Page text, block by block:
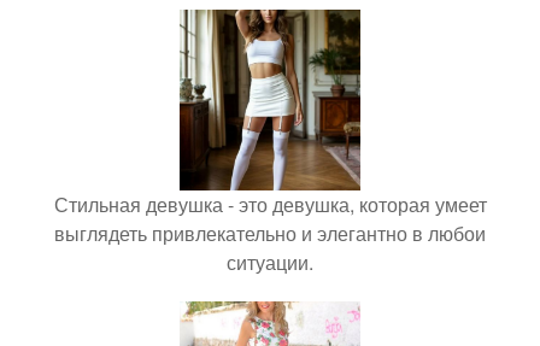
Стильная девушка - это девушка, которая умеет
выглядеть привлекательно и элегантно в любои
ситуации.